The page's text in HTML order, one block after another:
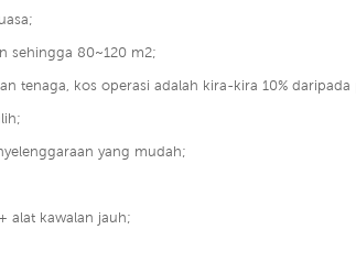
sehingga 80~120 m2;
tenaga, kos operasi adalah kira-kira 10%
yang mudah;
alat kawalan jauh;